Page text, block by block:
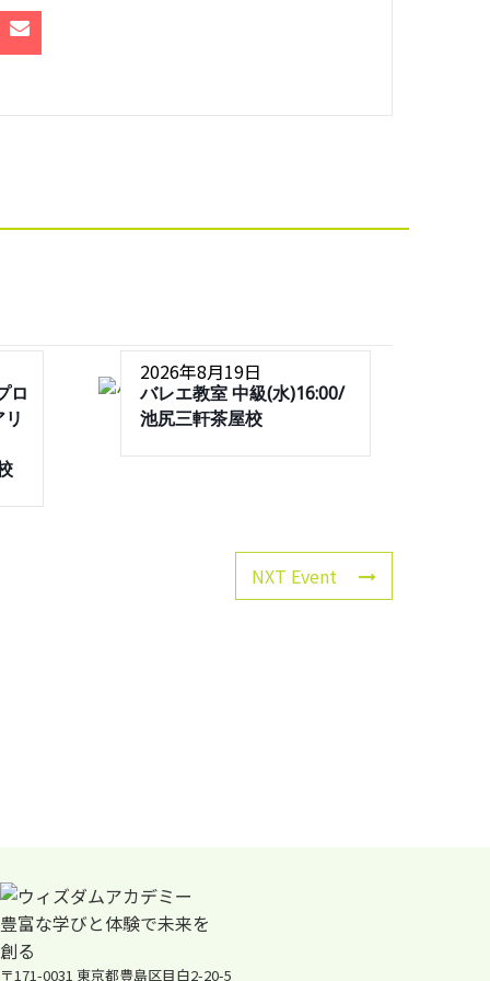
ロ
2026年8月19日
バレエ教室 中級(水)16:00/
池尻三軒茶屋校
NXT Event
〒171-0031 東京都豊島区目白2-20-5